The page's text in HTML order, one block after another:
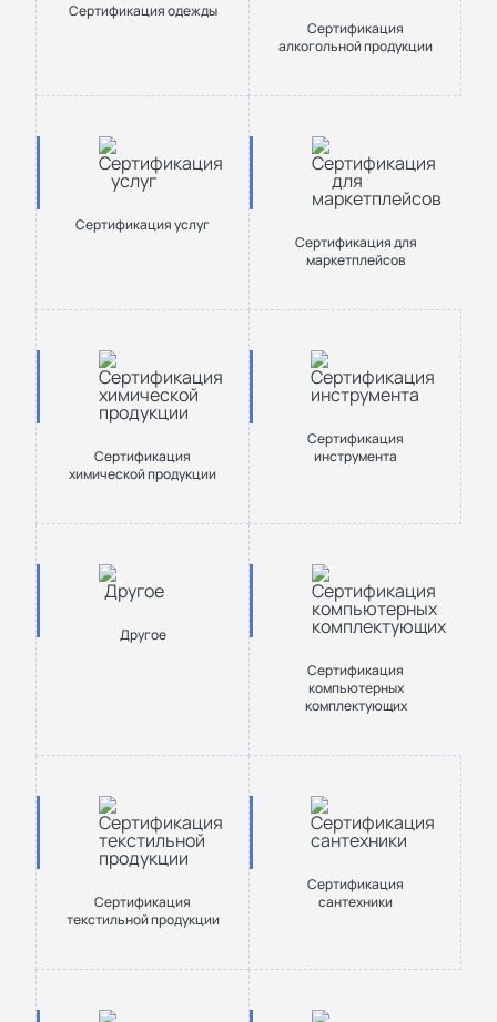
Сертификация одежды
Сертификация
алкогольной продукции
Сертификация услуг
Сертификация для
маркетплейсов
Сертификация
химической продукции
Сертификация
инструмента
Другое
Сертификация
компьютерных
комплектующих
Cертификация
текстильной продукции
Сертификация
сантехники